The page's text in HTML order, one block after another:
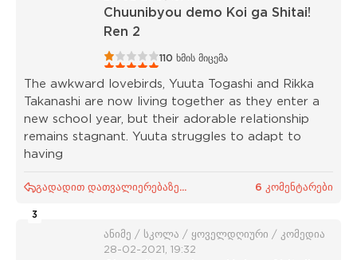
Chuunibyou demo Koi ga Shitai!
Ren 2
110 ხმის მიცემა
The awkward lovebirds, Yuuta Togashi and Rikka
Takanashi are now living together as they enter a
new school year, but their adorable relationship
remains stagnant. Yuuta struggles to adapt to
having
გადადით დათვალიერებაზე... 6 კომენტარები
3
ანიმე / სკოლა / ყოველდღიური / კომედია
28-02-2021, 19:32